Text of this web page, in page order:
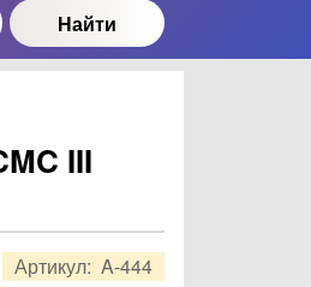
Найти
III
Артикул: A-444